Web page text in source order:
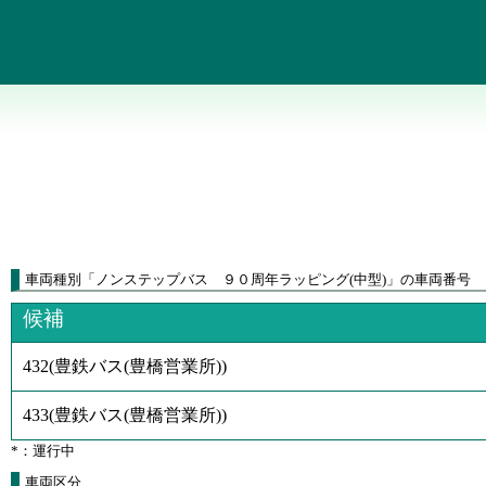
車両種別 「 ノンステップバス ９０周年ラッピング(中型) 」 の車両番号
候補
432(豊鉄バス(豊橋営業所))
433(豊鉄バス(豊橋営業所))
*：運行中
車両区分